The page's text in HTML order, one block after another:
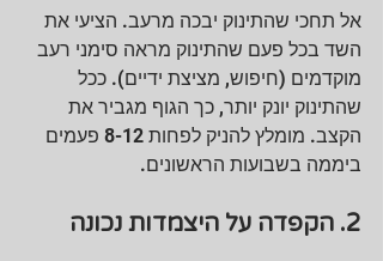
אל תחכי שהתינוק יבכה מרעב. הציעי את
השד בכל פעם שהתינוק מראה סימני רעב
מוקדמים (חיפוש, מציצת ידיים). ככל
שהתינוק יונק יותר, כך הגוף מגביר את
הקצב. מומלץ להניק לפחות 8-12 פעמים
ביממה בשבועות הראשונים.
2. הקפדה על היצמדות נכונה